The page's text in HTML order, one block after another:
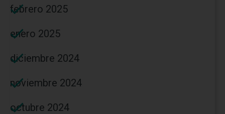
febrero 2025
enero 2025
diciembre 2024
noviembre 2024
octubre 2024